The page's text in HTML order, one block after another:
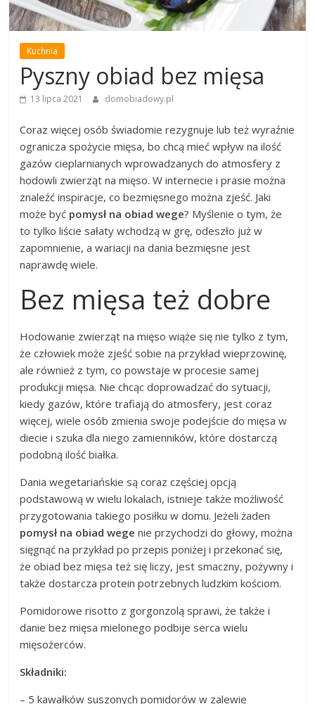
Kuchnia
Pyszny obiad bez mięsa
13 lipca 2021 domobiadowy.pl
Coraz więcej osób świadomie rezygnuje lub też wyraźnie
ogranicza spożycie mięsa, bo chcą mieć wpływ na ilość
gazów cieplarnianych wprowadzanych do atmosfery z
hodowli zwierząt na mięso. W internecie i prasie można
znaleźć inspiracje, co bezmięsnego można zjeść. Jaki
może być pomysł na obiad wege? Myślenie o tym, że
to tylko liście sałaty wchodzą w grę, odeszło już w
zapomnienie, a wariacji na dania bezmięsne jest
naprawdę wiele.
Bez mięsa też dobre
Hodowanie zwierząt na mięso wiąże się nie tylko z tym,
że człowiek może zjeść sobie na przykład wieprzowinę,
ale również z tym, co powstaje w procesie samej
produkcji mięsa. Nie chcąc doprowadzać do sytuacji,
kiedy gazów, które trafiają do atmosfery, jest coraz
więcej, wiele osób zmienia swoje podejście do mięsa w
diecie i szuka dla niego zamienników, które dostarczą
podobną ilość białka.
Dania wegetariańskie są coraz częściej opcją
podstawową w wielu lokalach, istnieje także możliwość
przygotowania takiego posiłku w domu. Jeżeli żaden
pomysł na obiad wege nie przychodzi do głowy, można
sięgnąć na przykład po przepis poniżej i przekonać się,
że obiad bez mięsa też się liczy, jest smaczny, pożywny i
także dostarcza protein potrzebnych ludzkim kościom.
Pomidorowe risotto z gorgonzolą sprawi, że także i
danie bez mięsa mielonego podbije serca wielu
mięsożerców.
Składniki:
– 5 kawałków suszonych pomidorów w zalewie